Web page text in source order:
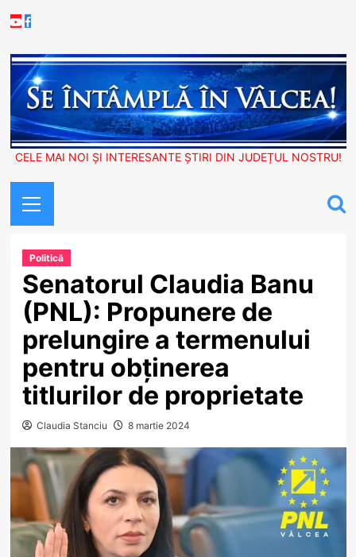
to
Youtube
Facebook
CELE MAI NOI ȘI INTERESANTE ȘTIRI DIN JUDEȚUL NOSTRU!
Menu
Politică
Senatorul Claudia Banu
(PNL): Propunere de
prelungire a termenului
pentru obținerea
titlurilor de proprietate
Claudia Stanciu 8 martie 2024